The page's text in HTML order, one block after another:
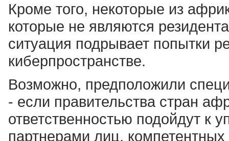
Кроме того, некоторые из
которые не являются
ситуация подрывает попытки
киберпространстве.
Возможно, предположили
- если правительства стран
ответственностью подойдут к
партнерами лиц,